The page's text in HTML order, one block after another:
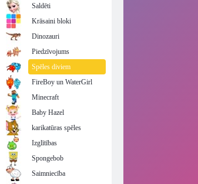
Saldēti
Krāsaini bloki
Dinozauri
Piedzīvojums
Spēles diviem
FireBoy un WaterGirl
Minecraft
Baby Hazel
karikatūras spēles
Izglītības
Spongebob
Saimniecība